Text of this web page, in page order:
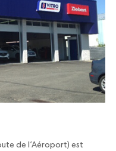
de l’Aéroport) est